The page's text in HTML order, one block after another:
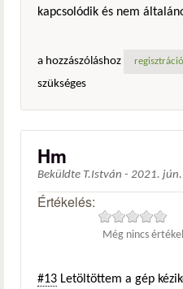
kapcsolódik és nem
a hozzászóláshoz regisztráció
szükséges
Hm
Beküldte T.István - 2021.
Értékelés:
Még nincs
#13 Letöltöttem a gép